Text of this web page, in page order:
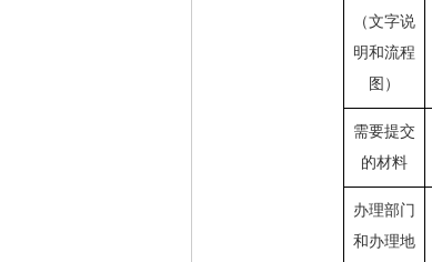
（文字说
明和流程
图）
需要提交
的材料
办理部门
和办理地